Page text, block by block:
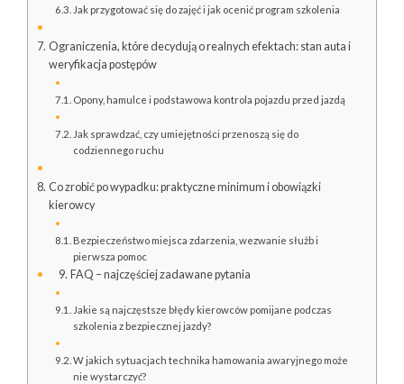
Jak przygotować się do zajęć i jak ocenić program szkolenia
Ograniczenia, które decydują o realnych efektach: stan auta i
weryfikacja postępów
Opony, hamulce i podstawowa kontrola pojazdu przed jazdą
Jak sprawdzać, czy umiejętności przenoszą się do
codziennego ruchu
Co zrobić po wypadku: praktyczne minimum i obowiązki
kierowcy
Bezpieczeństwo miejsca zdarzenia, wezwanie służb i
pierwsza pomoc
FAQ – najczęściej zadawane pytania
Jakie są najczęstsze błędy kierowców pomijane podczas
szkolenia z bezpiecznej jazdy?
W jakich sytuacjach technika hamowania awaryjnego może
nie wystarczyć?